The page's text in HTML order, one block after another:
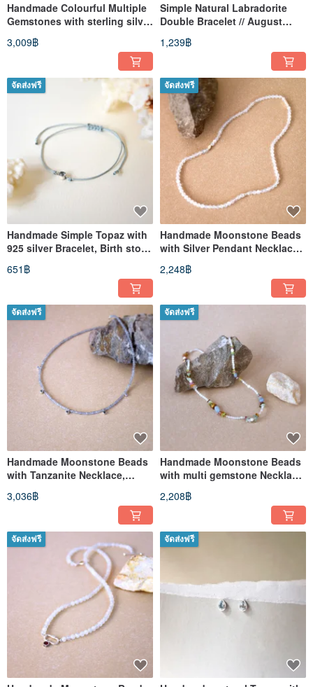
Handmade Colourful Multiple
Gemstones with sterling silver
Stud Earring
3,009฿
Simple Natural Labradorite
Double Bracelet // August
birthstone
1,239฿
จัดส่งฟรี
Handmade Simple Topaz with
925 silver Bracelet, Birth stone
for November
651฿
จัดส่งฟรี
Handmade Moonstone Beads
with Silver Pendant Necklace,
Birthstone for June
2,248฿
จัดส่งฟรี
Handmade Moonstone Beads
with Tanzanite Necklace,
Birthstone for December
3,036฿
จัดส่งฟรี
Handmade Moonstone Beads
with multi gemstone Necklace,
Birthstone for June
2,208฿
จัดส่งฟรี จัดส่งฟรี